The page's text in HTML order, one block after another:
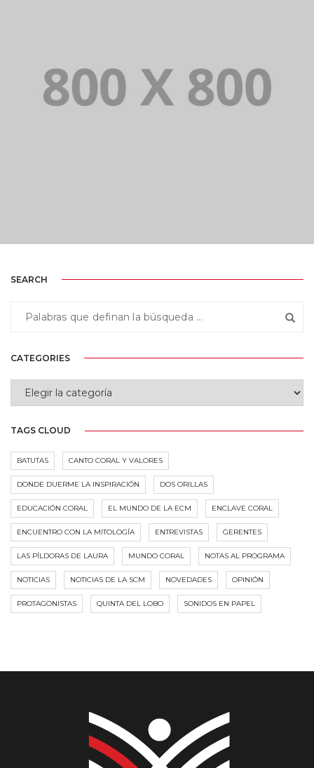
SEARCH
CATEGORIES
TAGS CLOUD
BATUTAS CANTO CORAL Y VALORES
DONDE DUERME LA INSPIRACIÓN DOS ORILLAS
EDUCACIÓN CORAL EL MUNDO DE LA ECM ENCLAVE CORAL
ENCUENTRO CON LA MITOLOGÍA ENTREVISTAS GERENTES
LAS PÍLDORAS DE LAURA MUNDO CORAL NOTAS AL PROGRAMA
NOTICIAS NOTICIAS DE LA SCM NOVEDADES OPINIÓN
PROTAGONISTAS QUINTA DEL LOBO SONIDOS EN PAPEL